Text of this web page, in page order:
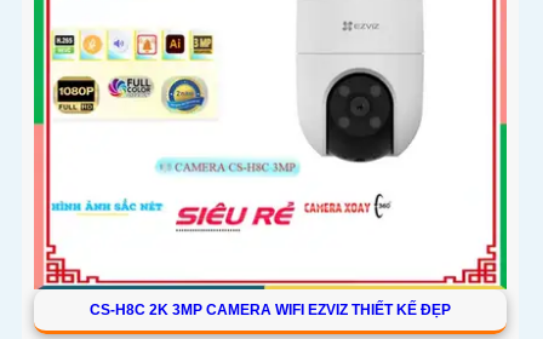
CS-H8C 2K 3MP CAMERA WIFI EZVIZ THIẾT KẾ ĐẸP